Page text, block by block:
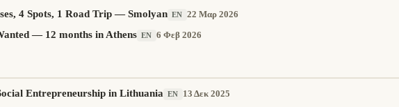
4 Spots, 1 Road Trip — Smolyan EN 22 Μαρ 2026
— 12 months in Athens EN 6 Φεβ 2026
Entrepreneurship in Lithuania EN 13 Δεκ 2025